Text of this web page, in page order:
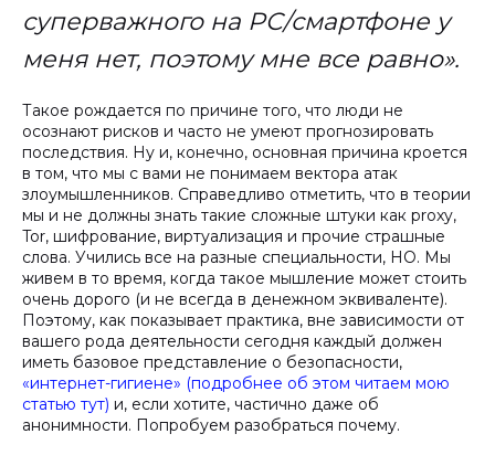
суперважного на PC/смартфоне у
меня нет, поэтому мне все равно».
Такое рождается по причине того, что люди не
осознают рисков и часто не умеют прогнозировать
последствия. Ну и, конечно, основная причина кроется
в том, что мы с вами не понимаем вектора атак
злоумышленников. Справедливо отметить, что в теории
мы и не должны знать такие сложные штуки как proxy,
Tor, шифрование, виртуализация и прочие страшные
слова. Учились все на разные специальности, НО. Мы
живем в то время, когда такое мышление может стоить
очень дорого (и не всегда в денежном эквиваленте).
Поэтому, как показывает практика, вне зависимости от
вашего рода деятельности сегодня каждый должен
иметь базовое представление о безопасности,
«интернет-гигиене» (подробнее об этом читаем мою
статью тут) и, если хотите, частично даже об
анонимности. Попробуем разобраться почему.